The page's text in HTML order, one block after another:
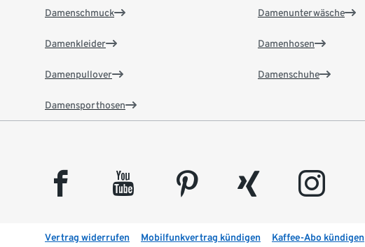
Damenschmuck
Damenkleider
Damenpullover
Damensporthosen
Damenunterwäsche
Damenhosen
Damenschuhe
facebook youtube pinterest xing instagram
Vertrag widerrufen Mobilfunkvertrag kündigen Kaffee-Abo kündigen